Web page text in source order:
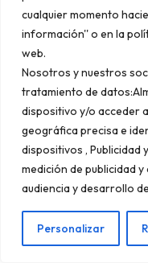
cualquier momento
información'' o en la
web.
Nosotros y nuestros
tratamiento de
dispositivo y/o acceder
geográfica precisa e
dispositivos , Publicidad
medición de publicidad
audiencia y desarrollo
Personalizar
aquí
Imagínate por
alemán
descubre tu